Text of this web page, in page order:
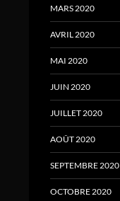
MARS 2020
AVRIL 2020
MAI 2020
JUIN 2020
JUILLET 2020
AOÛT 2020
SEPTEMBRE 2020
OCTOBRE 2020